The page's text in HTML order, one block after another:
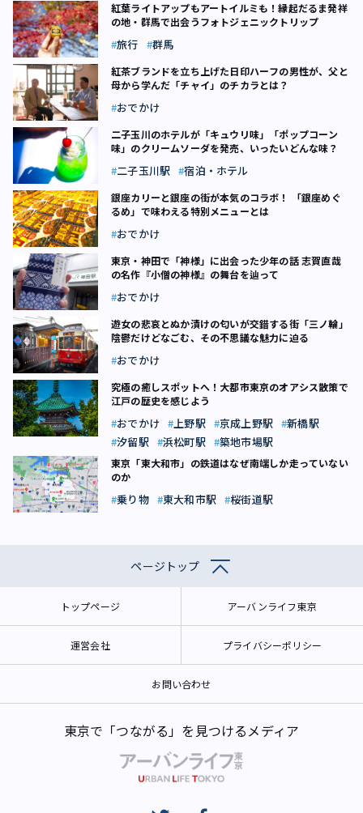
紅葉ライトアップもアートイルミも！縁起だるま発祥
の地・群馬で出会うフォトジェニックトリップ
旅行 群馬
紅茶ブランドを立ち上げた日印ハーフの男性が、父と
母から学んだ「チャイ」のチカラとは？
おでかけ
二子玉川のホテルが「キュウリ味」「ポップコーン
味」のクリームソーダを発売、いったいどんな味？
二子玉川駅 宿泊・ホテル
銀座カリーと銀座の街が本気のコラボ！ 「銀座めぐ
るめ」で味わえる特別メニューとは
おでかけ
東京・神田で「神様」に出会った少年の話 志賀直哉
の名作『小僧の神様』の舞台を辿って
おでかけ
遊女の悲哀とぬか漬けの匂いが交錯する街「三ノ輪」
陰鬱だけどなごむ、その不思議な魅力に迫る
おでかけ
究極の癒しスポットへ！大都市東京のオアシス散策で
江戸の歴史を感じよう
おでかけ 上野駅 京成上野駅
新橋駅
汐留駅
浜松町駅 築地市場駅
東京「東大和市」の鉄道はなぜ南端しか走っていない
のか
乗り物 東大和市駅 桜街道駅
ページトップ
トップページ アーバンライフ東京
運営会社 プライバシーポリシー
お問い合わせ
東京で「つながる」を見つけるメディア